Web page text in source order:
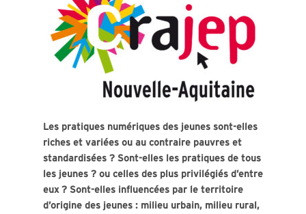
Les pratiques numériques des jeunes sont-elles
riches et variées ou au contraire pauvres et
standardisées ? Sont-elles les pratiques de tous
les jeunes ? ou celles des plus privilégiés d’entre
eux ? Sont-elles influencées par le territoire
d’origine des jeunes : milieu urbain, milieu rural,